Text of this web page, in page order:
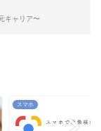
キャリア〜
スマホ